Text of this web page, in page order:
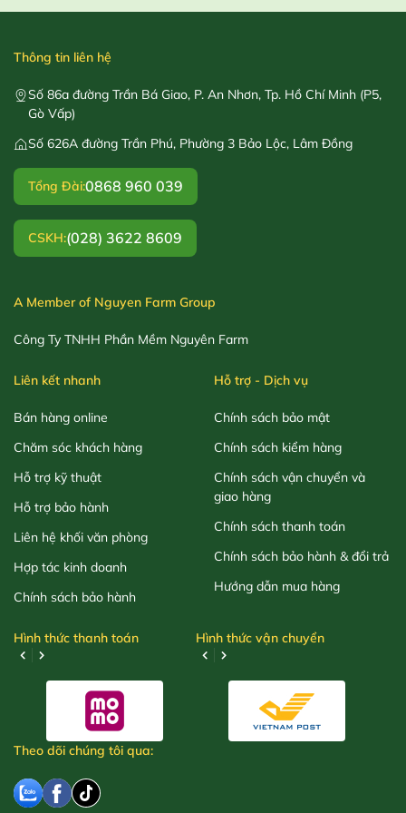
Thông tin liên hệ
Số 86a đường Trần Bá Giao, P. An Nhơn, Tp. Hồ Chí Minh (P5,
Gò Vấp)
Số 626A đường Trần Phú, Phường 3 Bảo Lộc, Lâm Đồng
Tổng Đài:0868 960 039
CSKH:(028) 3622 8609
A Member of Nguyen Farm Group
Công Ty TNHH Phần Mềm Nguyên Farm
Liên kết nhanh
Bán hàng online
Chăm sóc khách hàng
Hỗ trợ kỹ thuật
Hỗ trợ bảo hành
Liên hệ khối văn phòng
Hợp tác kinh doanh
Chính sách bảo hành
Hỗ trợ - Dịch vụ
Chính sách bảo mật
Chính sách kiểm hàng
Chính sách vận chuyển và
giao hàng
Chính sách thanh toán
Chính sách bảo hành & đổi trả
Hướng dẫn mua hàng
Hình thức thanh toán Hình thức vận chuyển
Theo dõi chúng tôi qua: